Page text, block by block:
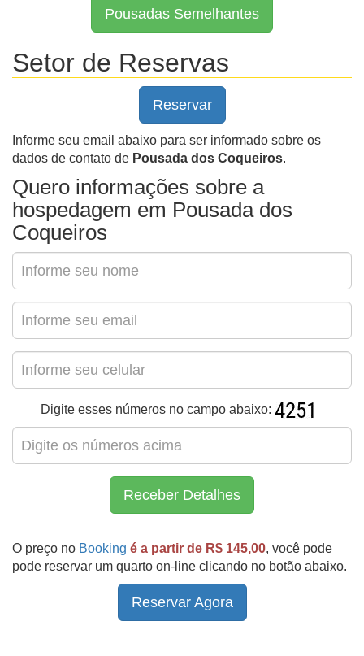
Pousadas Semelhantes
Setor de Reservas
Reservar
Informe seu email abaixo para ser informado sobre os
dados de contato de Pousada dos Coqueiros.
Quero informações sobre a
hospedagem em Pousada dos
Coqueiros
Digite esses números no campo abaixo:
Receber Detalhes
O preço no Booking é a partir de R$ 145,00, você pode
pode reservar um quarto on-line clicando no botão abaixo.
Reservar Agora